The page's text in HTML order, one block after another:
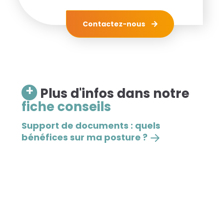
+ Plus d'infos dans notre
fiche conseils
Support de documents : quels
bénéfices sur ma posture ?
Contactez-nous